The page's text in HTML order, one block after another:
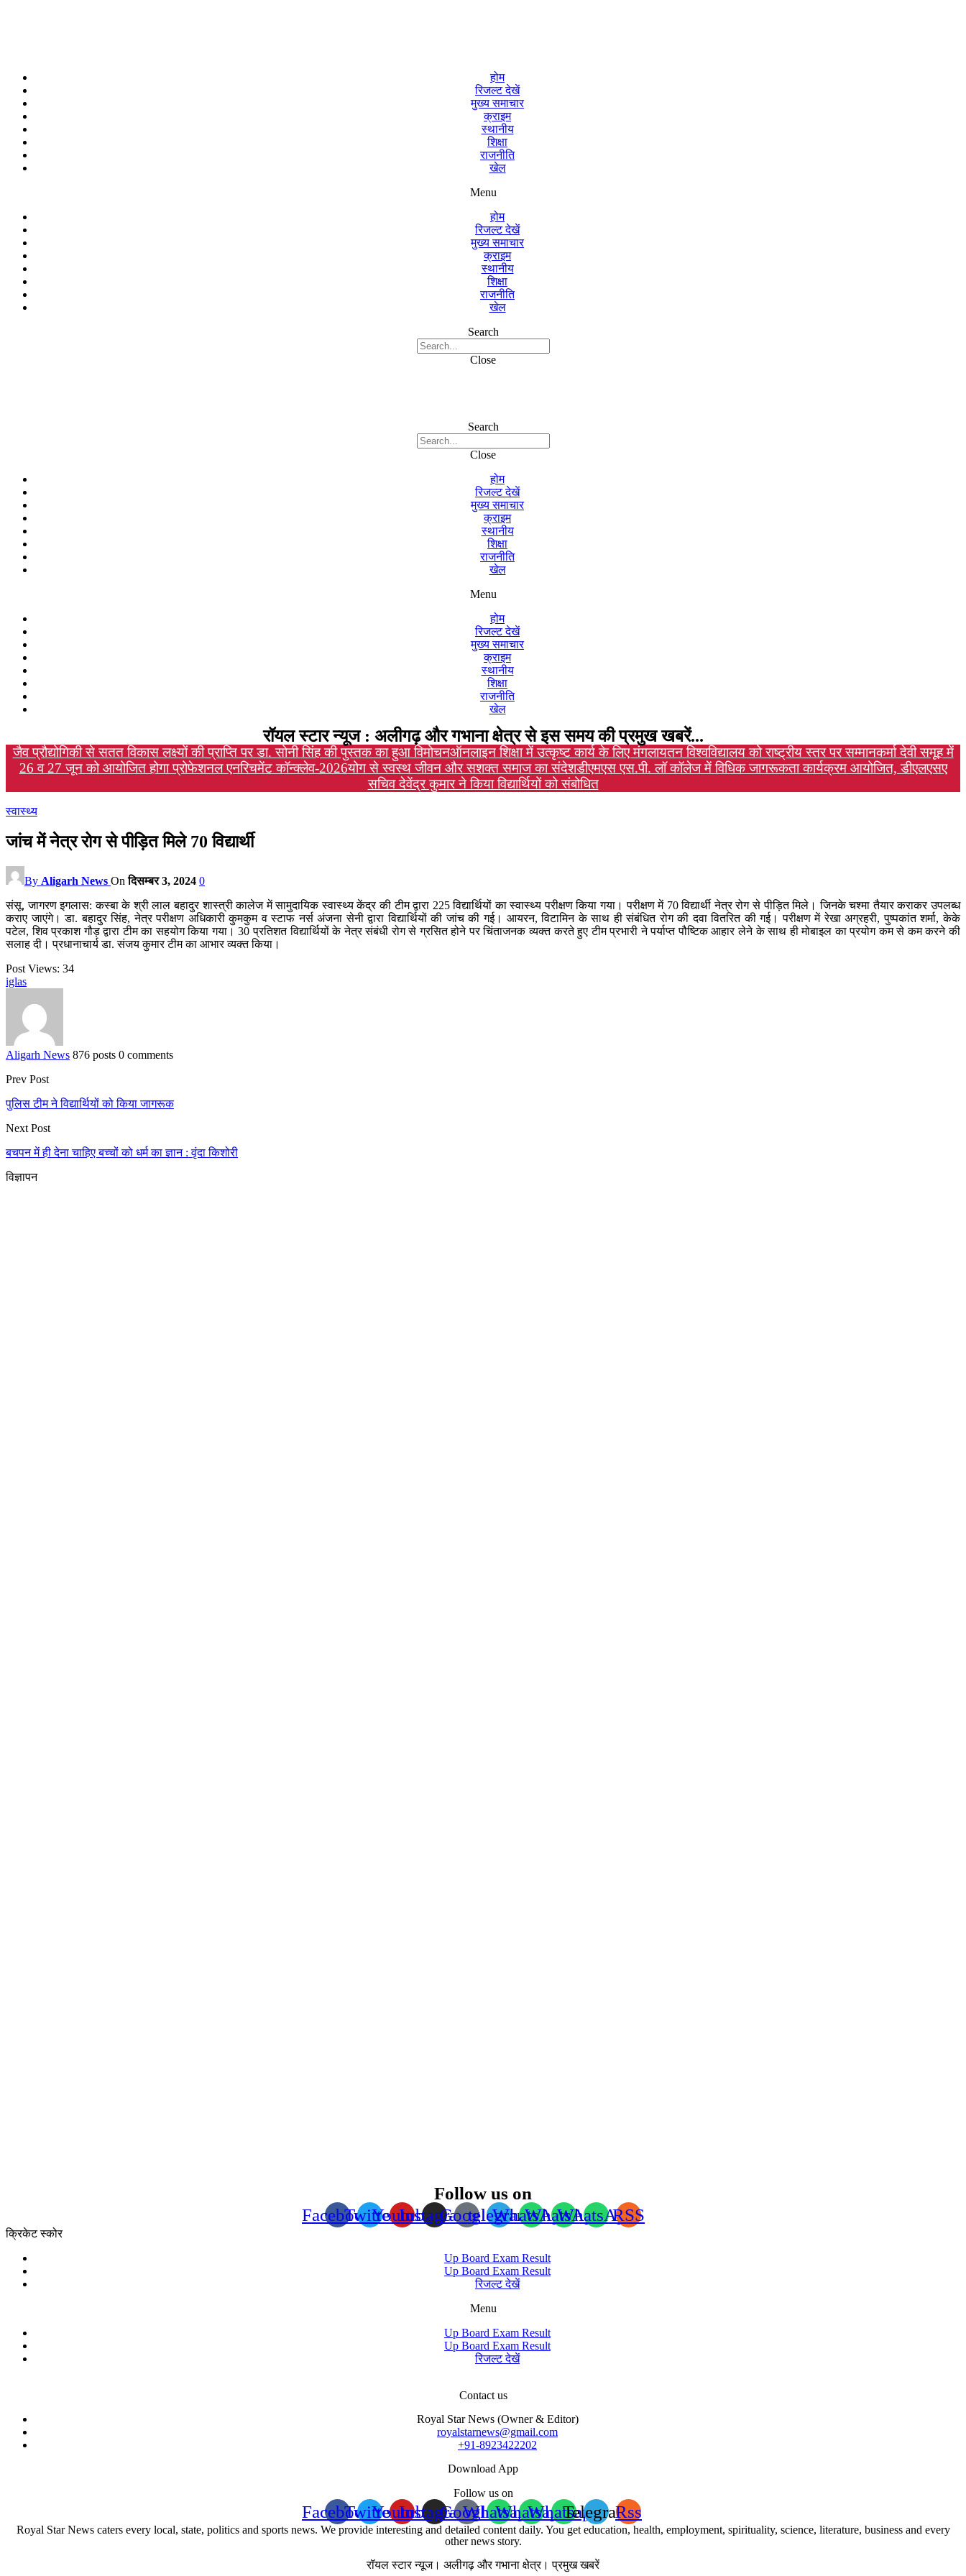
होम
रिजल्ट देखें
मुख्य समाचार
क्राइम
स्थानीय
शिक्षा
राजनीति
खेल
Menu
होम
रिजल्ट देखें
मुख्य समाचार
क्राइम
स्थानीय
शिक्षा
राजनीति
खेल
Search
Close
Search
Close
होम
रिजल्ट देखें
मुख्य समाचार
क्राइम
स्थानीय
शिक्षा
राजनीति
खेल
Menu
होम
रिजल्ट देखें
मुख्य समाचार
क्राइम
स्थानीय
शिक्षा
राजनीति
खेल
रॉयल स्टार न्यूज : अलीगढ़ और गभाना क्षेत्र से इस समय की प्रमुख खबरें...
जैव प्रौद्योगिकी से सतत विकास लक्ष्यों की प्राप्ति पर डा. सोनी सिंह की पुस्तक का हुआ विमोचनऑनलाइन शिक्षा में उत्कृष्ट कार्य के लिए मंगलायतन विश्वविद्यालय को राष्ट्रीय स्तर पर सम्मानकर्मा देवी समूह में
26 व 27 जून को आयोजित होगा प्रोफेशनल एनरिचमेंट कॉन्क्लेव-2026योग से स्वस्थ जीवन और सशक्त समाज का संदेशडीएमएस एस.पी. लॉ कॉलेज में विधिक जागरूकता कार्यक्रम आयोजित, डीएलएसए
सचिव देवेंद्र कुमार ने किया विद्यार्थियों को संबोधित
स्वास्थ्य
जांच में नेत्र रोग से पीड़ित मिले 70 विद्यार्थी
By Aligarh News Onदिसम्बर 3, 2024 0
संसू, जागरण इगलास: कस्बा के श्री लाल बहादुर शास्त्री कालेज में सामुदायिक स्वास्थ्य केंद्र की टीम द्वारा 225 विद्यार्थियों का स्वास्थ्य परीक्षण किया गया। परीक्षण में 70 विद्यार्थी नेत्र रोग से पीड़ित मिले। जिनके चश्मा तैयार कराकर उपलब्ध
कराए जाएंगे। डा. बहादुर सिंह, नेत्र परीक्षण अधिकारी कुमकुम व स्टाफ नर्स अंजना सेनी द्वारा विद्यार्थियों की जांच की गई। आयरन, विटामिन के साथ ही संबंधित रोग की दवा वितरित की गई। परीक्षण में रेखा अग्रहरी, पुष्पकांत शर्मा, केके
पटेल, शिव प्रकाश गौड़ द्वारा टीम का सहयोग किया गया। 30 प्रतिशत विद्यार्थियों के नेत्र संबंधी रोग से ग्रसित होने पर चिंताजनक व्यक्त करते हुए टीम प्रभारी ने पर्याप्त पौष्टिक आहार लेने के साथ ही मोबाइल का प्रयोग कम से कम करने की
सलाह दी। प्रधानाचार्य डा. संजय कुमार टीम का आभार व्यक्त किया।
Post Views: 34
iglas
Aligarh News 876 posts 0 comments
Prev Post
पुलिस टीम ने विद्यार्थियों को किया जागरूक
Next Post
बचपन में ही देना चाहिए बच्चों को धर्म का ज्ञान : वृंदा किशोरी
विज्ञापन
Follow us on
Facebook
TwitterYoutube
Instagram
Googletelegram
WhatsApp
WhatsApp
WhatsApp
RSS
क्रिकेट स्कोर
Up Board Exam Result
Up Board Exam Result
रिजल्ट देखें
Menu
Up Board Exam Result
Up Board Exam Result
रिजल्ट देखें
Contact us
Royal Star News (Owner & Editor)
royalstarnews@gmail.com
+91-8923422202
Download App
Follow us on
Facebook
TwitterYoutube
Instagram
Google
Whatsapp
Whatsapp
Whatsapp
TelegramRss
Royal Star News caters every local, state, politics and sports news. We provide interesting and detailed content daily. You get education, health, employment, spirituality, science, literature, business and every
other news story.
रॉयल स्टार न्यूज। अलीगढ़ और गभाना क्षेत्र। प्रमुख खबरें